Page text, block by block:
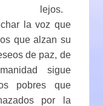
lejos.
la voz que
que alzan su
de paz, de
sigue
pobres que
por la